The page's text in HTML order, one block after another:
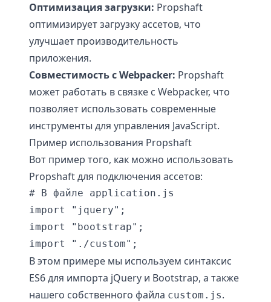
Оптимизация загрузки: Propshaft
оптимизирует загрузку ассетов, что
улучшает производительность
приложения.
Совместимость с Webpacker: Propshaft
может работать в связке с Webpacker, что
позволяет использовать современные
инструменты для управления JavaScript.
Пример использования Propshaft
Вот пример того, как можно использовать
Propshaft для подключения ассетов:
# В файле application.js
import "jquery";
import "bootstrap";
В этом примере мы используем синтаксис
ES6 для импорта jQuery и Bootstrap, а также
нашего собственного файла custom.js.